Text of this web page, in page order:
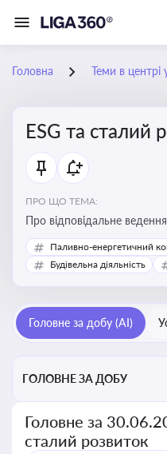
Головна Теми в центрі
ESG та сталий
ПРО ЩО ТЕМА:
Про відповідальне
екологічних, соціальних
для досягнення
Паливно-енергетичний
Будівельна діяльність
Головне за добу (AI)
ГОЛОВНЕ ЗА ДОБУ
Головне за
сталий розвиток